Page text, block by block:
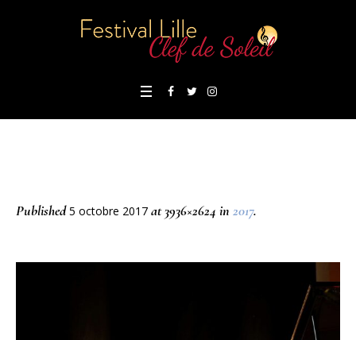
Published5 octobre 2017 at 3936×2624 in 2017.